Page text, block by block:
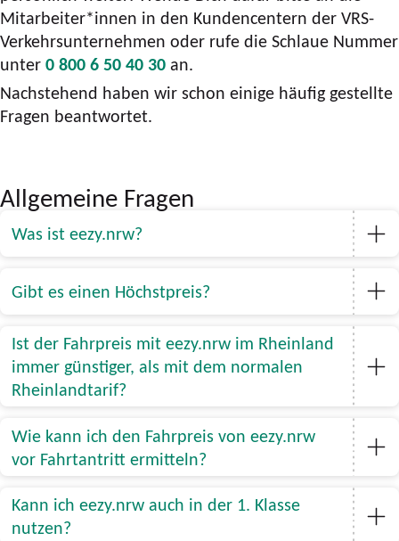
Mitarbeiter*innen in den Kundencentern der VRS-
Verkehrsunternehmen oder rufe die Schlaue Nummer
unter0 800 6 50 40 30an.
Nachstehend haben wir schon einige häufig gestellte
Fragen beantwortet.
Allgemeine Fragen
Was ist eezy.nrw?
Gibt es einen Höchstpreis?
Ist der Fahrpreis mit eezy.nrw im Rheinland
immer günstiger, als mit dem normalen
Rheinlandtarif?
Wie kann ich den Fahrpreis von eezy.nrw
vor Fahrtantritt ermitteln?
Kann ich eezy.nrw auch in der 1. Klasse
nutzen?